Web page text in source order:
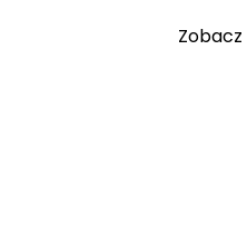
Zobacz